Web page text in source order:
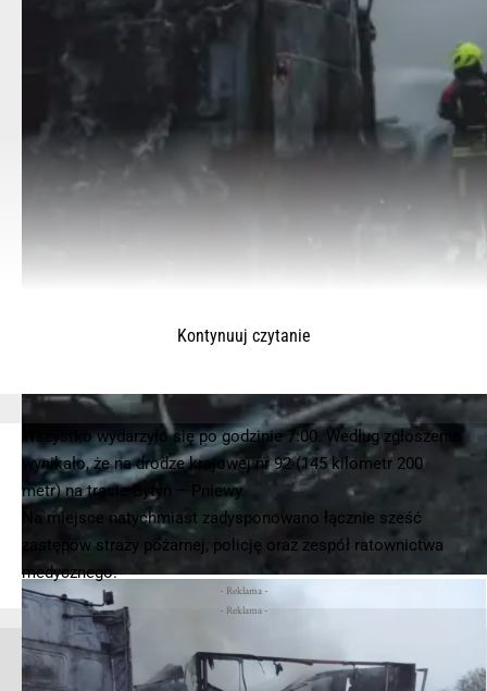
- Reklama -
Wszystko wydarzyło się po godzinie 7:00. Według zgłoszenia
wynikało, że na drodze krajowej nr 92 (145 kilometr 200
metr) na trasie Bytyń – Pniewy.
Na miejsce natychmiast zadysponowano łącznie sześć
zastępów straży pożarnej, policję oraz zespół ratownictwa
medycznego.
- Reklama -
Kontynuuj czytanie
© 2025 – Wielkopolska 112, Wszelkie prawa zastrzeżone |hvln.pl